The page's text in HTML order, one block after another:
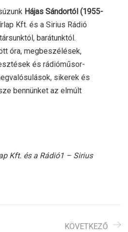
Hájas Sándortól (1955-
Kft. és a Sirius Rádió
barátunktól.
óra, megbeszélések,
és rádióműsor-
sikerek és
bennünket az elmúlt
Kft. és a Rádió1 – Sirius
KÖVETKEZŐ